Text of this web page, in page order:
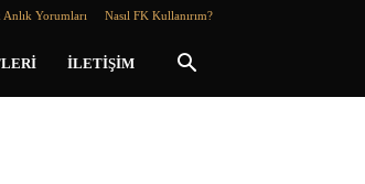
Anlık Yorumları Nasıl FK Kullanırım?
İLETIŞIM